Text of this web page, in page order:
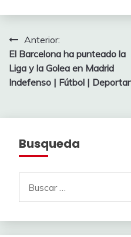
Navegación
de
entradas
Anterior:
El Barcelona ha punteado la
Liga y la Golea en Madrid
Indefenso | Fútbol | Deportar
Busqueda